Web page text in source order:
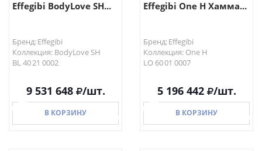
Effegibi BodyLove SH...
Бренд: Effegibi
Коллекция: BodyLove SH
BL 40 21 0002
9 531 648 /шт.
В КОРЗИНУ
Effegibi One H Хамма...
Бренд: Effegibi
Коллекция: One H
LO 60 01 0007
5 196 442 /шт.
В КОРЗИНУ